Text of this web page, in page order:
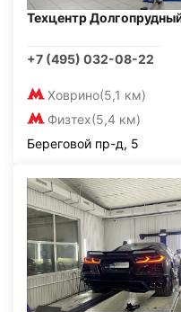
Техцентр
+7 (495) 032-08-22
Ховрино(5,1 км)
Физтех(5,4 км)
Береговой пр-д, 5